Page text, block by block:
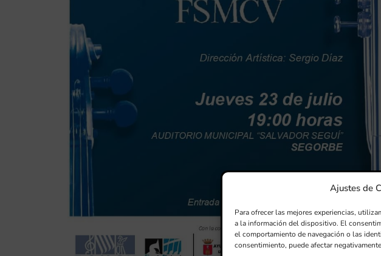
Ajustes de
Para ofrecer las mejores experiencias,
a la información del dispositivo. El
el comportamiento de navegación o las
consentimiento, puede afectar